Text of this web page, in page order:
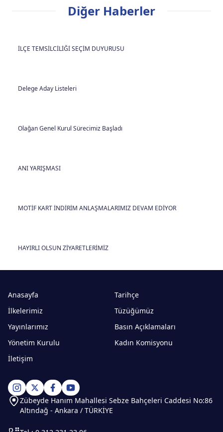
Diğer Haberler
İLÇE TEMSİLCİLİĞİ SEÇİM DUYURUSU
Delege Aday Listeleri
Olağan Genel Kurul Sürecimiz Başladı
ANI YARIŞMASI
MOTİF KART İNDİRİM ANLAŞMALARIMIZ DEVAM EDİYOR
HAYIRLI OLSUN ZİYARETLERİMİZ
Anasayfa
Tarihçe
İlkelerimiz
Tüzüğümüz
Yayınlarımız
Basın Açıklamaları
Yönetim Kurulu
Kadın Komisyonu
İletişim
Zübeyde Hanım Mahallesi Sebze Bahçeleri Caddesi No:86
Altındağ - Ankara / TÜRKİYE